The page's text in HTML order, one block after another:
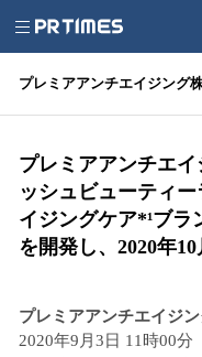
プレミアアンチエイジング
プレミアアンチエ
ッシュビューティ
イジングケア*¹ブラ
を開発し、2020年
プレミアアンチエイジ
2020年9月3日 11時00分